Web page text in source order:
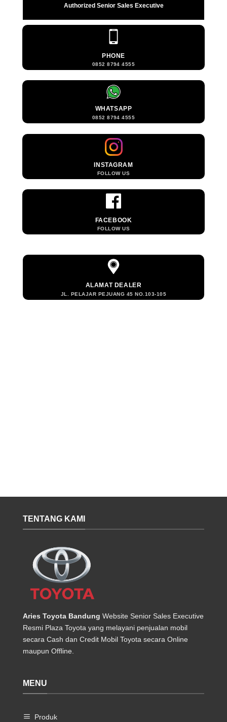
Authorized Senior Sales Executive
PHONE
0852 8794 4555
WHATSAPP
0852 8794 4555
INSTAGRAM
FOLLOW US
FACEBOOK
FOLLOW US
ALAMAT DEALER
JL. PELAJAR PEJUANG 45 NO.103-105
TENTANG KAMI
Aries Toyota Bandung Website Senior Sales Executive
Resmi Plaza Toyota yang melayani penjualan mobil
secara Cash dan Credit Mobil Toyota secara Online
maupun Offline.
MENU
Produk